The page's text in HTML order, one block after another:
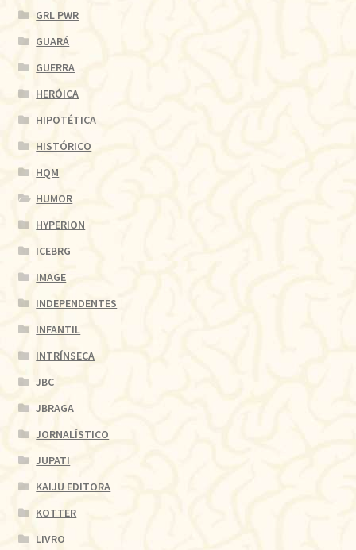
GRL PWR
GUARÁ
GUERRA
HERÓICA
HIPOTÉTICA
HISTÓRICO
HQM
HUMOR
HYPERION
ICEBRG
IMAGE
INDEPENDENTES
INFANTIL
INTRÍNSECA
JBC
JBRAGA
JORNALÍSTICO
JUPATI
KAIJU EDITORA
KOTTER
LIVRO